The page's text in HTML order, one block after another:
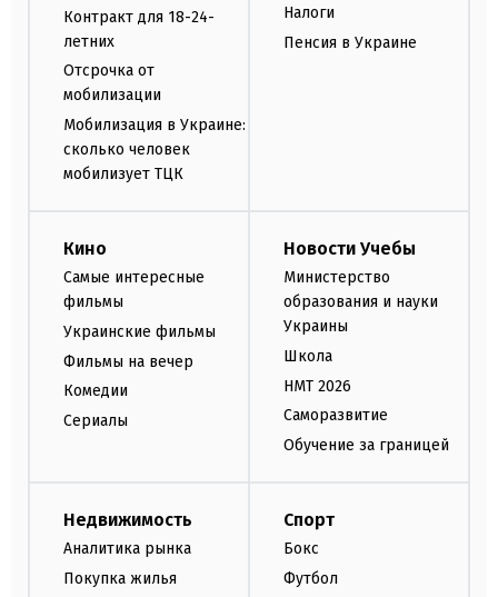
Контракт для 18-24-
летних
Отсрочка от
мобилизации
Мобилизация в Украине:
сколько человек
мобилизует ТЦК
Налоги
Пенсия в Украине
Кино
Самые интересные
фильмы
Украинские фильмы
Фильмы на вечер
Комедии
Сериалы
Новости Учебы
Министерство
образования и науки
Украины
Школа
НМТ 2026
Саморазвитие
Обучение за границей
Недвижимость
Аналитика рынка
Покупка жилья
Спорт
Бокс
Футбол